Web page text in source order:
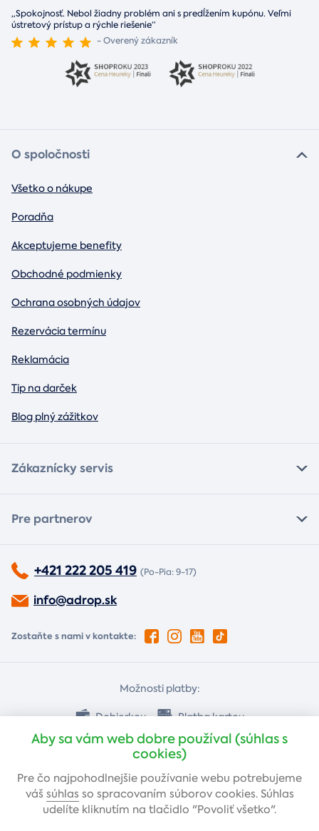
„Spokojnosť. Nebol žiadny problém ani s predĺžením kupónu. Veľmi
ústretový prístup a rýchle riešenie“
- Overený zákazník
O spoločnosti
Všetko o nákupe
Poradňa
Akceptujeme benefity
Obchodné podmienky
Ochrana osobných údajov
Rezervácia termínu
Reklamácia
Tip na darček
Blog plný zážitkov
Zákaznícky servis
Pre partnerov
+421 222 205 419 (Po-Pia: 9-17)
info@adrop.sk
Zostaňte s nami v kontakte:
Možnosti platby:
Dobierkou Platba kartou
Bankovým prevodom
Aby sa vám web dobre používal (súhlas s
cookies)
Pre čo najpohodlnejšie používanie webu potrebujeme
váš súhlas so spracovaním súborov cookies. Súhlas
udelíte kliknutím na tlačidlo "Povoliť všetko".